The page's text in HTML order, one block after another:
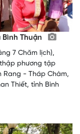
Bình Thuận
7 Chăm lịch),
phương tập
Rang - Tháp Chàm,
Thiết, tỉnh Bình